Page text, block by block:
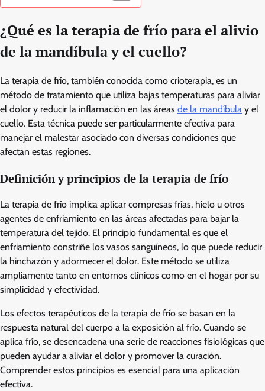
¿Qué es la terapia de frío para el alivio
de la mandíbula y el cuello?
La terapia de frío, también conocida como crioterapia, es un
método de tratamiento que utiliza bajas temperaturas para aliviar
el dolor y reducir la inflamación en las áreas de la mandíbula y el
cuello. Esta técnica puede ser particularmente efectiva para
manejar el malestar asociado con diversas condiciones que
afectan estas regiones.
Definición y principios de la terapia de frío
La terapia de frío implica aplicar compresas frías, hielo u otros
agentes de enfriamiento en las áreas afectadas para bajar la
temperatura del tejido. El principio fundamental es que el
enfriamiento constriñe los vasos sanguíneos, lo que puede reducir
la hinchazón y adormecer el dolor. Este método se utiliza
ampliamente tanto en entornos clínicos como en el hogar por su
simplicidad y efectividad.
Los efectos terapéuticos de la terapia de frío se basan en la
respuesta natural del cuerpo a la exposición al frío. Cuando se
aplica frío, se desencadena una serie de reacciones fisiológicas que
pueden ayudar a aliviar el dolor y promover la curación.
Comprender estos principios es esencial para una aplicación
efectiva.